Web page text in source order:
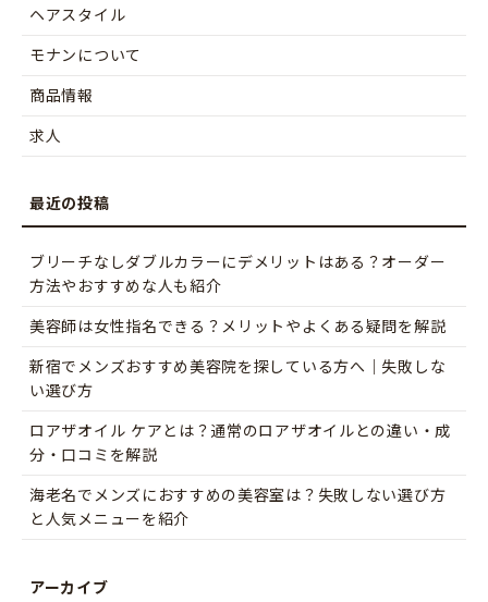
ヘアスタイル
モナンについて
商品情報
求人
ブリーチなしダブルカラーにデメリットはある？オーダー
方法やおすすめな人も紹介
美容師は女性指名できる？メリットやよくある疑問を解説
新宿でメンズおすすめ美容院を探している方へ｜失敗しな
い選び方
ロアザオイル ケアとは？通常のロアザオイルとの違い・成
分・口コミを解説
海老名でメンズにおすすめの美容室は？失敗しない選び方
と人気メニューを紹介